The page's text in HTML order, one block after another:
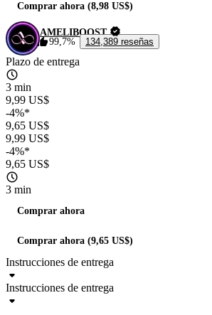
Comprar ahora (8,98 US$)
AMELIBOOST
99,7%
134,389 reseñas
Plazo de entrega
3 min
9,99 US$
-4%*
9,65 US$
9,99 US$
-4%*
9,65 US$
3 min
Comprar ahora
Comprar ahora (9,65 US$)
Instrucciones de entrega
Instrucciones de entrega